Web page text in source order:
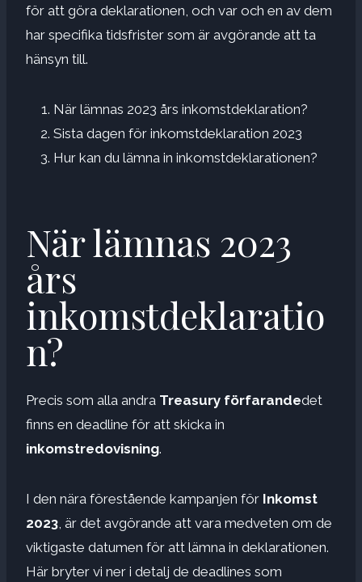
för att göra deklarationen, och var och en av dem
har specifika tidsfrister som är avgörande att ta
hänsyn till.
När lämnas 2023 års inkomstdeklaration?
Sista dagen för inkomstdeklaration 2023
Hur kan du lämna in inkomstdeklarationen?
När lämnas 2023
års
inkomstdeklaratio
n?
Precis som alla andra Treasury förfarandedet
finns en deadline för att skicka in
inkomstredovisning.
I den nära förestående kampanjen för Inkomst
2023 , är det avgörande att vara medveten om de
viktigaste datumen för att lämna in deklarationen.
Här bryter vi ner i detalj de deadlines som